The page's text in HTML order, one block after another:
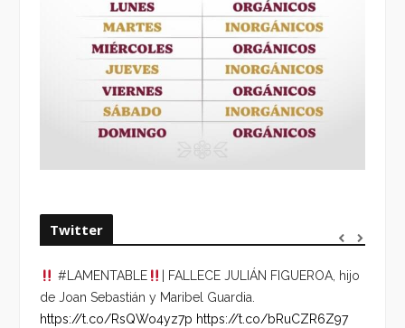
Twitter
#LAMENTABLE
| FALLECE JULIÁN FIGUEROA, hijo
de Joan Sebastián y Maribel Guardia.
https://t.co/RsQWo4yz7p https://t.co/bRuCZR6Z97